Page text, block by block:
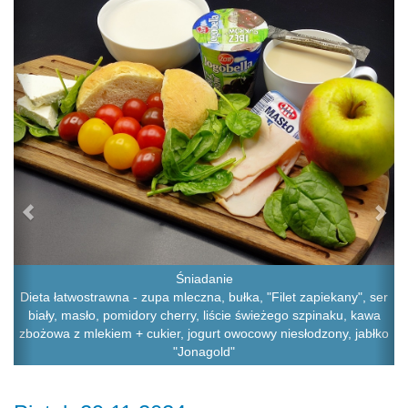
Śniadanie
Dieta łatwostrawna - zupa mleczna, bułka, "Filet zapiekany", ser
biały, masło, pomidory cherry, liście świeżego szpinaku, kawa
zbożowa z mlekiem + cukier, jogurt owocowy niesłodzony, jabłko
"Jonagold"